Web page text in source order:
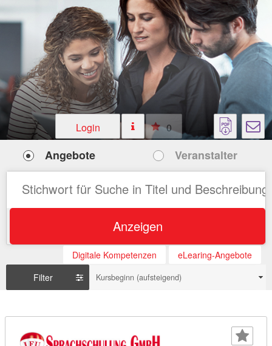
Login 0
Angebote Veranstalter
Anzeigen
Digitale Kompetenzen
eLearing-Angebote
Filter
Kursbeginn (aufsteigend)